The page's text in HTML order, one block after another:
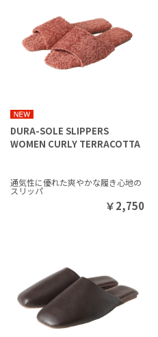
DURA-SOLE SLIPPERS
WOMEN CURLY TERRACOTTA
通気性に優れた爽やかな履き心地の
スリッパ
￥2,750